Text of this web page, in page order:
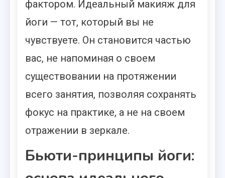
фактором. Идеальный макияж для
йоги — тот, который вы не
чувствуете. Он становится частью
вас, не напоминая о своем
существовании на протяжении
всего занятия, позволяя сохранять
фокус на практике, а не на своем
отражении в зеркале.
Бьюти-принципы йоги: